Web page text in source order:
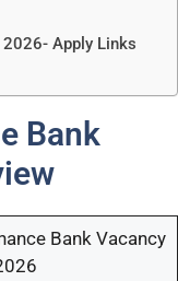
Apply Links
Bank
Bank Vacancy